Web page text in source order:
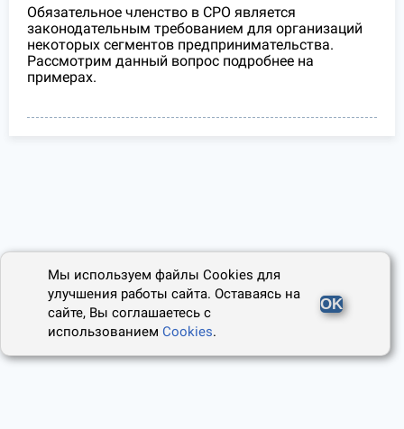
Обязательное членство в СРО является
законодательным требованием для организаций
некоторых сегментов предпринимательства.
Рассмотрим данный вопрос подробнее на
примерах.
Мы используем файлы Cookies для
улучшения работы сайта. Оставаясь на
сайте, Вы соглашаетесь с
использованиемCookies.
OK